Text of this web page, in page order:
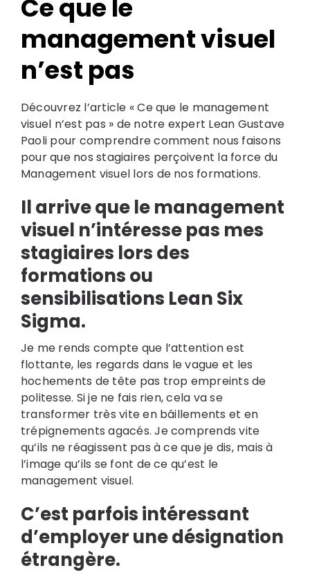
Ce que le
management visuel
n’est pas
Découvrez l’article « Ce que le management
visuel n’est pas » de notre expert Lean Gustave
Paoli pour comprendre comment nous faisons
pour que nos stagiaires perçoivent la force du
Management visuel lors de nos formations.
Il arrive que lemanagement
visuel n’intéresse pas mes
stagiaires lors des
formations ou
sensibilisations Lean Six
Sigma.
Je me rends compte que l’attention est
flottante, les regards dans le vague et les
hochements de tête pas trop empreints de
politesse. Si je ne fais rien, cela va se
transformer très vite en bâillements et en
trépignements agacés. Je comprends vite
qu’ils ne réagissent pas à ce que je dis, mais à
l’image qu’ils se font de ce qu’est le
management visuel.
C’est parfois intéressant
d’employer une désignation
étrangère.
Search
for: